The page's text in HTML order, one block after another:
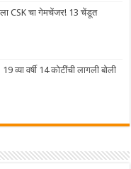
CSK चा गेमचेंजर! 13 चेंडूत
वर्षी 14 कोटींची लागली बोली